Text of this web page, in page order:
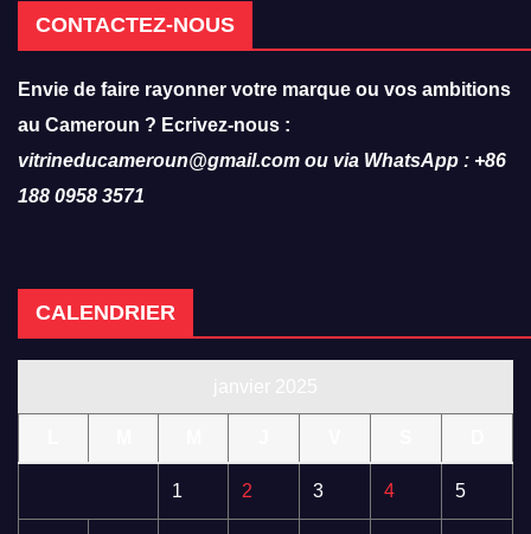
CONTACTEZ-NOUS
Envie de faire rayonner votre marque ou vos ambitions
au Cameroun ? Ecrivez-nous :
vitrineducameroun@gmail.com ou via WhatsApp : +86
188 0958 3571
CALENDRIER
1 2 3 4 5